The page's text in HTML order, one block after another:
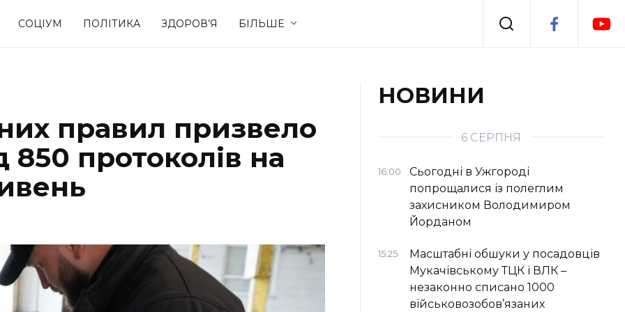
СОЦІУМ ПОЛІТИКА ЗДОРОВ’Я БІЛЬШЕ
Події
Спорт Стиль життя
правил призвело
протоколів на
НОВИНИ
6 СЕРПНЯ
16:00
Сьогодні в Ужгороді
попрощалися із полеглим
захисником Володимиром
Йорданом
15:25
Масштабні обшуки у посадовців
Мукачівському ТЦК і ВЛК –
незаконно списано 1000
військовозобов’язаних